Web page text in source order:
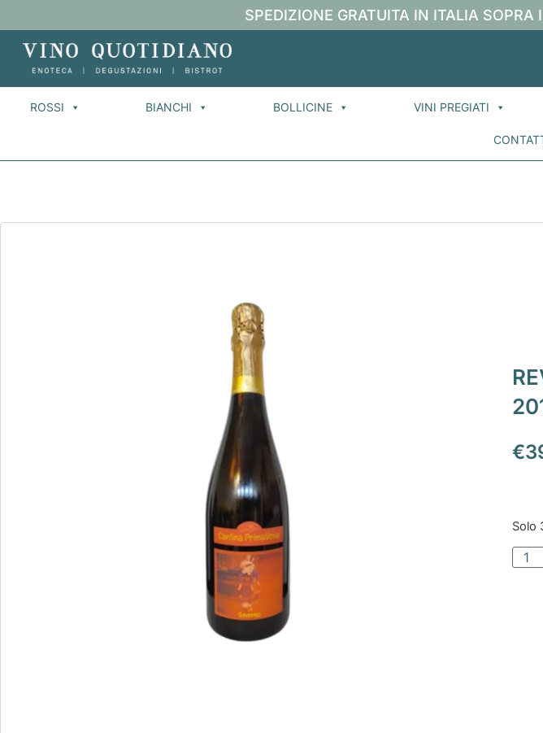
SPEDIZIONE GRATUITA IN ITALIA
ROSSI BIANCHI BOLLICINE VINI PREGIATI
€
Solo